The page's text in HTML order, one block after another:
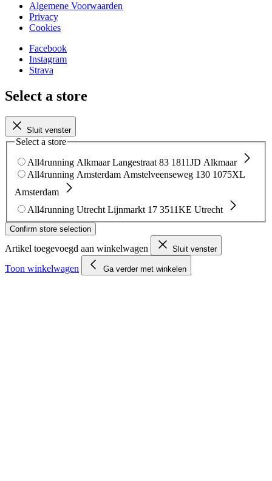
Algemene Voorwaarden
Privacy
Cookies
Facebook
Instagram
Strava
Select a store
Sluit venster
Select a store
All4running Alkmaar Langestraat 83 1811JD Alkmaar
All4running Amsterdam Amstelveenseweg 130 1075XL
Amsterdam
All4running Utrecht Lijnmarkt 17 3511KE Utrecht
Confirm store selection
Artikel toegevoegd aan winkelwagen Sluit venster
Toon winkelwagen Ga verder met winkelen